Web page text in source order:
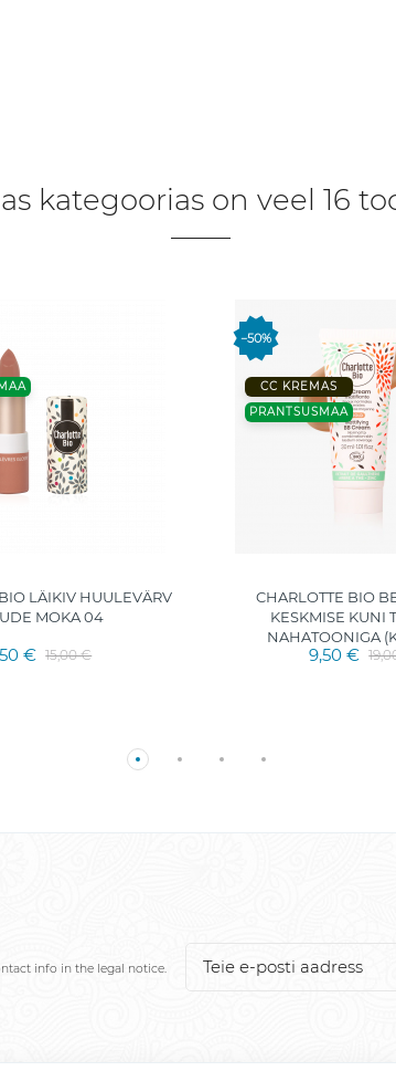
kategoorias on veel 16
LÄIKIV HUULEVÄRV
MOKA 04
€ 15,00 €
−50%
CC KREMAS
PRANTSUSMAA
CHARLOTTE BIO
KESKMISE KUNI
NAHATOONIGA
9,50 €
info in the legal notice.